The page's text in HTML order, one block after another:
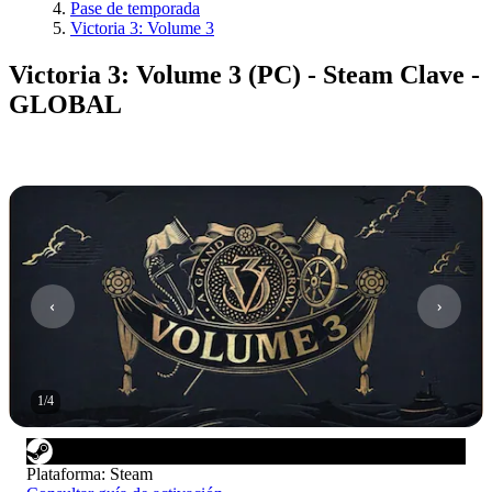
Pase de temporada
Victoria 3: Volume 3
Victoria 3: Volume 3 (PC) - Steam Clave -
GLOBAL
1/4
Plataforma: Steam